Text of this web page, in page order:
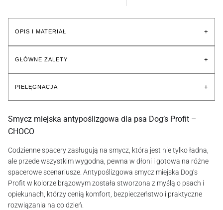
OPIS I MATERIAŁ +
GŁÓWNE ZALETY +
PIELĘGNACJA +
Smycz miejska antypoślizgowa dla psa Dog’s Profit –
CHOCO
Codzienne spacery zasługują na smycz, która jest nie tylko ładna,
ale przede wszystkim wygodna, pewna w dłoni i gotowa na różne
spacerowe scenariusze. Antypoślizgowa smycz miejska Dog’s
Profit w kolorze brązowym została stworzona z myślą o psach i
opiekunach, którzy cenią komfort, bezpieczeństwo i praktyczne
rozwiązania na co dzień.